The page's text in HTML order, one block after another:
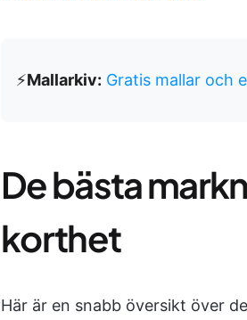
⚡️Mallarkiv: Gratis mallar och
De bästa
korthet
Här är en snabb översikt över